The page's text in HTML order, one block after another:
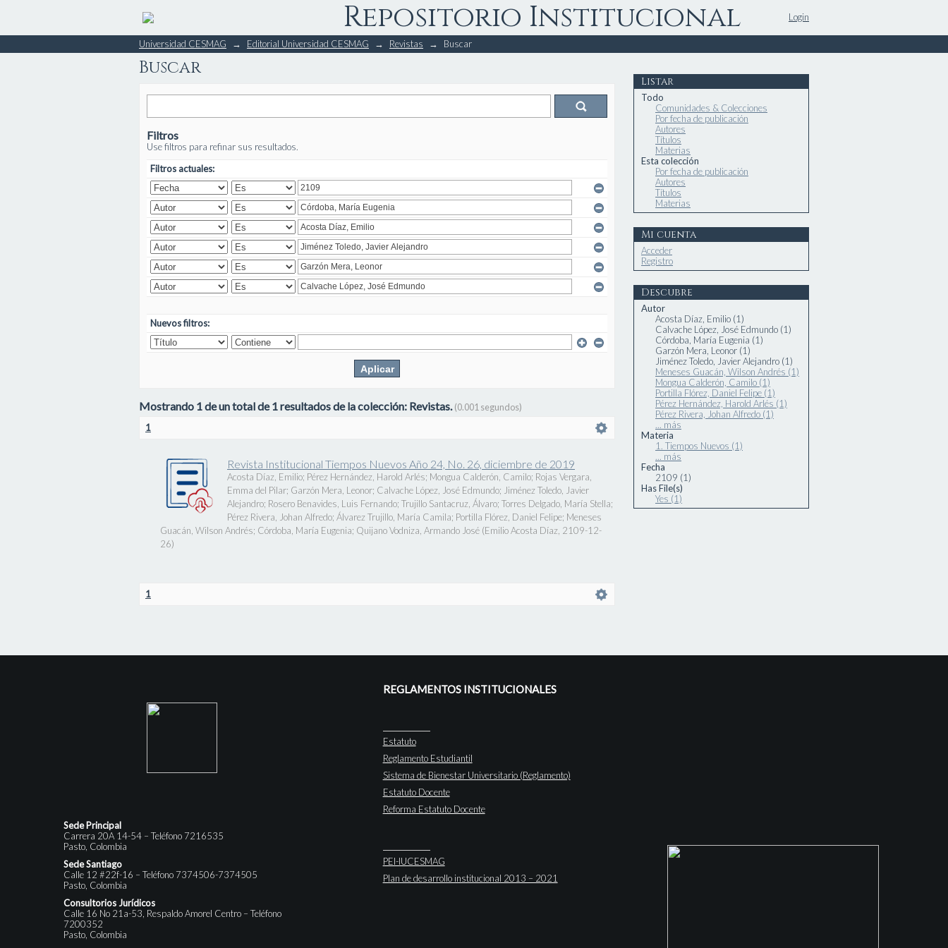
Repositorio Institucional
Buscar
Login
Universidad CESMAG → Editorial Universidad CESMAG → Revistas → Buscar
Buscar
Filtros
Use filtros para refinar sus resultados.
Filtros actuales:
Nuevos filtros:
Mostrando 1 de un total de 1 resultados de la colección: Revistas.(0.001 segundos)
1
Revista Institucional Tiempos Nuevos Año 24, No. 26, diciembre de 2019
Acosta Díaz, Emilio; Pérez Hernández, Harold Arlés; Mongua Calderón, Camilo; Rojas Vergara,
Emma del Pilar; Garzón Mera, Leonor; Calvache López, José Edmundo; Jiménez Toledo, Javier
Alejandro; Rosero Benavides, Luis Fernando; Trujillo Santacruz, Álvaro; Torres Delgado, María Stella;
Pérez Rivera, Johan Alfredo; Álvarez Trujillo, María Camila; Portilla Flórez, Daniel Felipe; Meneses
Guacán, Wilson Andrés; Córdoba, María Eugenia; Quijano Vodniza, Armando José (Emilio Acosta Díaz 2109-12-
26)
1
Listar
Todo
Comunidades & Colecciones
Por fecha de publicación
Autores
Títulos
Materias
Esta colección
Por fecha de publicación
Autores
Títulos
Materias
Mi cuenta
Acceder
Registro
Descubre
Autor
Acosta Díaz, Emilio (1)
Calvache López, José Edmundo (1)
Córdoba, María Eugenia (1)
Garzón Mera, Leonor (1)
Jiménez Toledo, Javier Alejandro (1)
Meneses Guacán, Wilson Andrés (1)
Mongua Calderón, Camilo (1)
Portilla Flórez, Daniel Felipe (1)
Pérez Hernández, Harold Arlés (1)
Pérez Rivera, Johan Alfredo (1)
... más
Materia
1. Tiempos Nuevos (1)
... más
Fecha
2109 (1)
Has File(s)
Yes (1)
Sede Principal
Carrera 20A 14-54 – Teléfono 7216535
Pasto, Colombia
Sede Santiago
Calle 12 #22f-16 – Teléfono 7374506-7374505
Pasto, Colombia
Consultorios Jurídicos
Calle 16 No 21a-53, Respaldo Amorel Centro – Teléfono
7200352
Pasto, Colombia
REGLAMENTOS INSTITUCIONALES
Estatuto
Reglamento Estudiantil
Sistema de Bienestar Universitario (Reglamento)
Estatuto Docente
Reforma Estatuto Docente
PEI-IUCESMAG
Plan de desarrollo institucional 2013 – 2021